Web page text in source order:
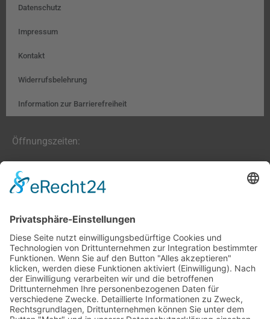
Datenschutz
Impressum
Kontakt
Widerrufsbelehrung
Information zur Barrierefreiheit
Öffnungszeiten:
Farben, Tapeten, Bodenbeläge:
Mo. – Fr. 8:00 – 18:00 Uhr
Hobby- und Künstlerbedarf:
Mo., Mi., Fr. 10:00 – 15:00 Uhr
Di., Do. 13:00 – 18:00 Uhr
Sa. 9:00 – 12:00 Uhr